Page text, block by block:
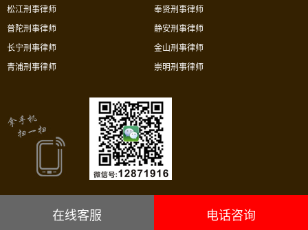
松江刑事律师
普陀刑事律师
长宁刑事律师
青浦刑事律师
奉贤刑事律师
静安刑事律师
金山刑事律师
崇明刑事律师
上海市华荣律师事务所沪ICP备05034106号
在线客服 电话咨询